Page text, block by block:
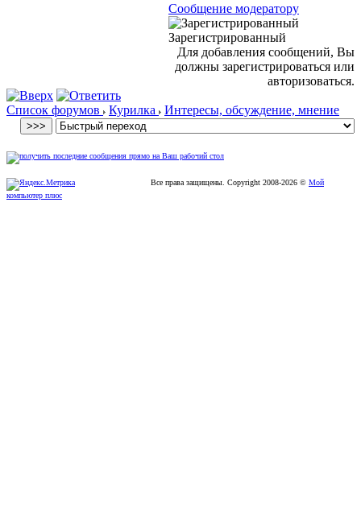
Сообщение модератору
Зарегистрированный
Для добавления сообщений, Вы
должны зарегистрироваться или
авторизоваться.
Список форумов Курилка Интересы, обсуждение, мнение
Все права защищены. Copyright 2008-2026 © Мой
компьютер плюс